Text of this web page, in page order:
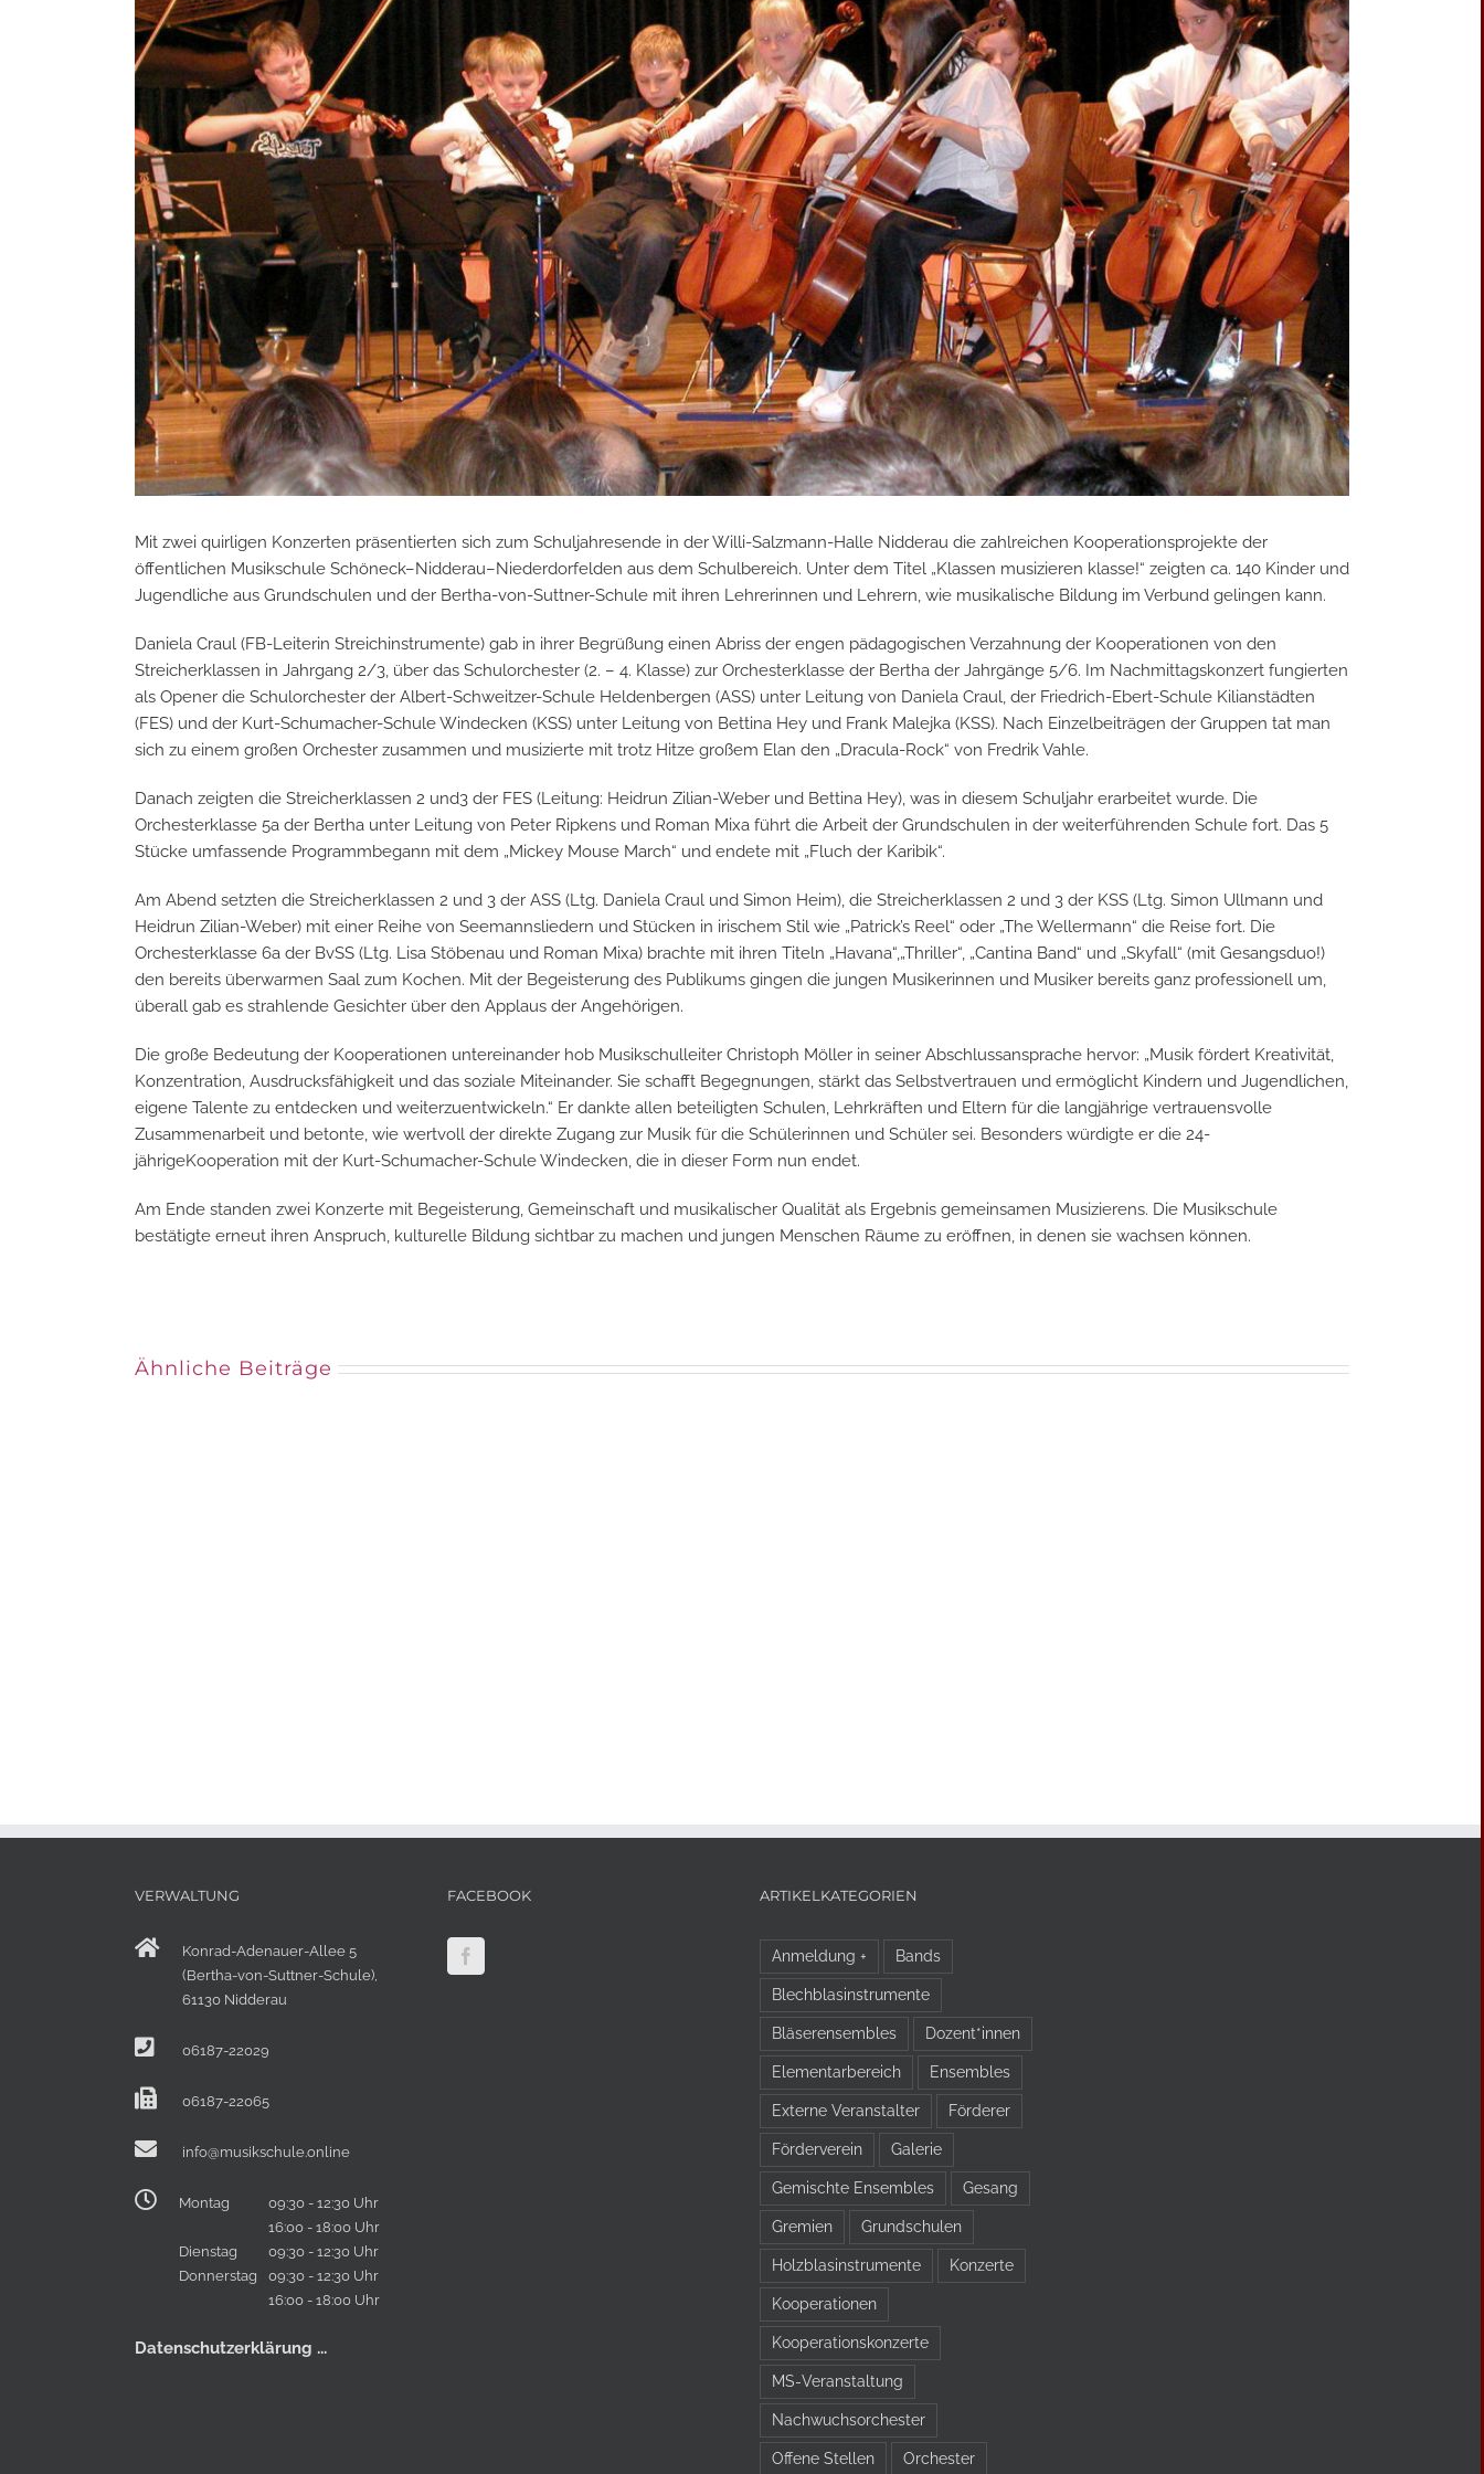
Mit zwei quirligen Konzerten präsentierten sich zum Schuljahresende in der Willi-Salzmann-Halle Nidderau die zahlreichen Kooperationsprojekte der
öffentlichen Musikschule Schöneck–Nidderau–Niederdorfelden aus dem Schulbereich. Unter dem Titel „Klassen musizieren klasse!“ zeigten ca. 140 Kinder und
Jugendliche aus Grundschulen und der Bertha-von-Suttner-Schule mit ihren Lehrerinnen und Lehrern, wie musikalische Bildung im Verbund gelingen kann.
Daniela Craul (FB-Leiterin Streichinstrumente) gab in ihrer Begrüßung einen Abriss der engen pädagogischen Verzahnung der Kooperationen von den
Streicherklassen in Jahrgang 2/3, über das Schulorchester (2. – 4. Klasse) zur Orchesterklasse der Bertha der Jahrgänge 5/6. Im Nachmittagskonzert fungierten
als Opener die Schulorchester der Albert-Schweitzer-Schule Heldenbergen (ASS) unter Leitung von Daniela Craul, der Friedrich-Ebert-Schule Kilianstädten
(FES) und der Kurt-Schumacher-Schule Windecken (KSS) unter Leitung von Bettina Hey und Frank Malejka (KSS). Nach Einzelbeiträgen der Gruppen tat man
sich zu einem großen Orchester zusammen und musizierte mit trotz Hitze großem Elan den „Dracula-Rock“ von Fredrik Vahle.
Danach zeigten die Streicherklassen 2 und3 der FES (Leitung: Heidrun Zilian-Weber und Bettina Hey), was in diesem Schuljahr erarbeitet wurde. Die
Orchesterklasse 5a der Bertha unter Leitung von Peter Ripkens und Roman Mixa führt die Arbeit der Grundschulen in der weiterführenden Schule fort. Das 5
Stücke umfassende Programmbegann mit dem „Mickey Mouse March“ und endete mit „Fluch der Karibik“.
Am Abend setzten die Streicherklassen 2 und 3 der ASS (Ltg. Daniela Craul und Simon Heim), die Streicherklassen 2 und 3 der KSS (Ltg. Simon Ullmann und
Heidrun Zilian-Weber) mit einer Reihe von Seemannsliedern und Stücken in irischem Stil wie „Patrick’s Reel“ oder „The Wellermann“ die Reise fort. Die
Orchesterklasse 6a der BvSS (Ltg. Lisa Stöbenau und Roman Mixa) brachte mit ihren Titeln „Havana“,„Thriller“, „Cantina Band“ und „Skyfall“ (mit Gesangsduo!)
den bereits überwarmen Saal zum Kochen. Mit der Begeisterung des Publikums gingen die jungen Musikerinnen und Musiker bereits ganz professionell um,
überall gab es strahlende Gesichter über den Applaus der Angehörigen.
Die große Bedeutung der Kooperationen untereinander hob Musikschulleiter Christoph Möller in seiner Abschlussansprache hervor: „Musik fördert Kreativität,
Konzentration, Ausdrucksfähigkeit und das soziale Miteinander. Sie schafft Begegnungen, stärkt das Selbstvertrauen und ermöglicht Kindern und Jugendlichen,
eigene Talente zu entdecken und weiterzuentwickeln.“ Er dankte allen beteiligten Schulen, Lehrkräften und Eltern für die langjährige vertrauensvolle
Zusammenarbeit und betonte, wie wertvoll der direkte Zugang zur Musik für die Schülerinnen und Schüler sei. Besonders würdigte er die 24-
jährigeKooperation mit der Kurt-Schumacher-Schule Windecken, die in dieser Form nun endet.
Am Ende standen zwei Konzerte mit Begeisterung, Gemeinschaft und musikalischer Qualität als Ergebnis gemeinsamen Musizierens. Die Musikschule
bestätigte erneut ihren Anspruch, kulturelle Bildung sichtbar zu machen und jungen Menschen Räume zu eröffnen, in denen sie wachsen können.
Ähnliche Beiträge
VERWALTUNG
Konrad-Adenauer-Allee 5
(Bertha-von-Suttner-Schule),
61130 Nidderau
06187-22029
06187-22065
info@musikschule.online
Montag
09:30 - 12:30 Uhr
16:00 - 18:00 Uhr
Dienstag
09:30 - 12:30 Uhr
Donnerstag
09:30 - 12:30 Uhr
16:00 - 18:00 Uhr
Datenschutzerklärung ...
FACEBOOK ARTIKELKATEGORIEN
Anmeldung + Bands
Blechblasinstrumente
Bläserensembles Dozent*innen
Elementarbereich Ensembles
Externe Veranstalter Förderer
Förderverein Galerie
Gemischte Ensembles Gesang
Gremien Grundschulen
Holzblasinstrumente Konzerte
Kooperationen
Kooperationskonzerte
MS-Veranstaltung
Nachwuchsorchester
Offene Stellen Orchester